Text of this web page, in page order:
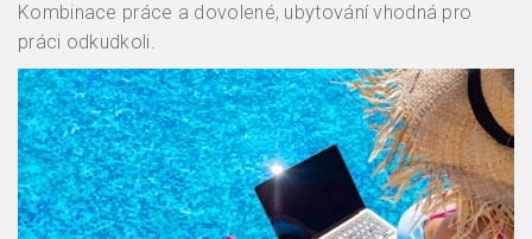
Kombinace práce a dovolené, ubytování vhodná pro
práci odkudkoli.